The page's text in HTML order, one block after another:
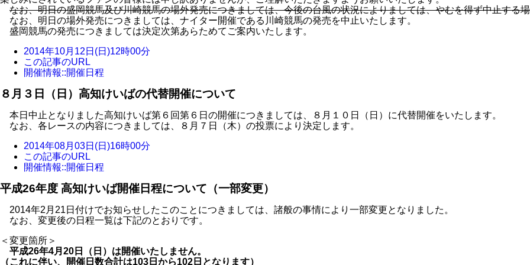
なお、明日の盛岡競馬及び川崎競馬の場外発売につきましては、今後の台風の状況によりましては、やむを得ず中止する
なお、明日の場外発売につきましては、ナイター開催である川崎競馬の発売を中止いたします。
盛岡競馬の発売につきましては決定次第あらためてご案内いたします。
2014年10月12日(日)12時00分
この記事のURL
開催情報::開催日程
８月３日（日）高知けいばの代替開催について
本日中止となりました高知けいば第６回第６日の開催につきましては、８月１０日（日）に代替開催をいたします。
なお、各レースの内容につきましては、８月７日（木）の投票により決定します。
2014年08月03日(日)16時00分
この記事のURL
開催情報::開催日程
平成26年度 高知けいば開催日程について（一部変更）
2014年2月21日付けでお知らせしたこのことにつきましては、諸般の事情により一部変更となりました。
なお、変更後の日程一覧は下記のとおりです。
＜変更箇所＞
平成26年4月20日（日）は開催いたしません。
（これに伴い、開催日数合計は103日から102日となります）